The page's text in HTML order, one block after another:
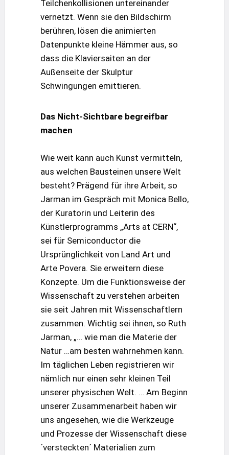
Teilchenkollisionen untereinander
vernetzt. Wenn sie den Bildschirm
berühren, lösen die animierten
Datenpunkte kleine Hämmer aus, so
dass die Klaviersaiten an der
Außenseite der Skulptur
Schwingungen emittieren.
Das Nicht-Sichtbare begreifbar
machen
Wie weit kann auch Kunst vermitteln,
aus welchen Bausteinen unsere Welt
besteht? Prägend für ihre Arbeit, so
Jarman im Gespräch mit Monica Bello,
der Kuratorin und Leiterin des
Künstlerprogramms „Arts at CERN“,
sei für Semiconductor die
Ursprünglichkeit von Land Art und
Arte Povera. Sie erweitern diese
Konzepte. Um die Funktionsweise der
Wissenschaft zu verstehen arbeiten
sie seit Jahren mit Wissenschaftlern
zusammen. Wichtig sei ihnen, so Ruth
Jarman, „… wie man die Materie der
Natur …am besten wahrnehmen kann.
Im täglichen Leben registrieren wir
nämlich nur einen sehr kleinen Teil
unserer physischen Welt. … Am Beginn
unserer Zusammenarbeit haben wir
uns angesehen, wie die Werkzeuge
und Prozesse der Wissenschaft diese
´versteckten´ Materialien zum